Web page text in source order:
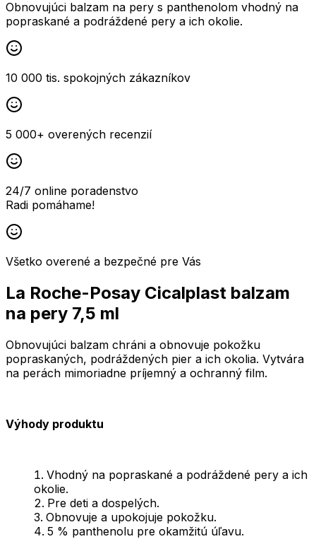
Obnovujúci balzam na pery s panthenolom vhodný na
popraskané a podráždené pery a ich okolie.
10 000 tis. spokojných zákazníkov
5 000+ overených recenzií
24/7 online poradenstvo
Radi pomáhame!
Všetko overené a bezpečné pre Vás
La Roche-Posay Cicalplast balzam
na pery 7,5 ml
Obnovujúci balzam chráni a obnovuje pokožku
popraskaných, podráždených pier a ich okolia. Vytvára
na perách mimoriadne príjemný a ochranný film.
Výhody produktu
Vhodný na popraskané a podráždené pery a ich
okolie.
Pre deti a dospelých.
Obnovuje a upokojuje pokožku.
5 % panthenolu pre okamžitú úľavu.